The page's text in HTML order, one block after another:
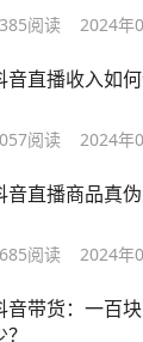
阅读 2024年
音直播收入如何
阅读 2024年
音直播商品真
阅读 2024年
音带货：一百